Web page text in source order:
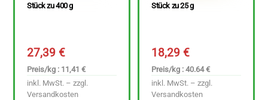
Stück zu 400 g
27,39€
Preis/kg : 11,41 €
inkl. MwSt. – zzgl.
Versandkosten
Stück zu 25 g
18,29€
Preis/kg : 40.64 €
inkl. MwSt. – zzgl.
Versandkosten